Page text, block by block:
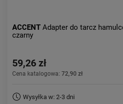
ACCENT Adapter do tarcz
czarny
59,26 zł
Cena katalogowa: 72,90 zł
Wysyłka w: 2-3 dni